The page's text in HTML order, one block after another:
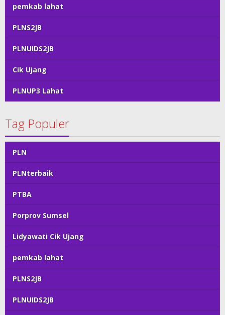
pemkab lahat
PLNS2JB
PLNUIDS2JB
Cik Ujang
PLNUP3 Lahat
Tag Populer
PLN
PLNterbaik
PTBA
Porprov Sumsel
Lidyawati Cik Ujang
pemkab lahat
PLNS2JB
PLNUIDS2JB